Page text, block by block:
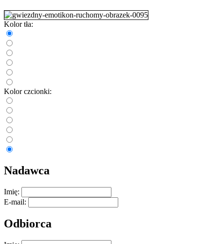
Kolor tła:
Kolor czcionki:
Nadawca
Imię:
E-mail:
Odbiorca